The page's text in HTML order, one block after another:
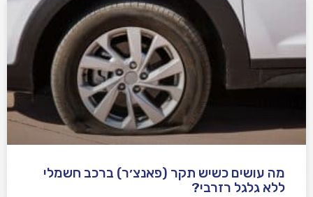
מה עושים כשיש תקר (פאנצ׳ר) ברכב חשמלי
ללא גלגל רזרבי?